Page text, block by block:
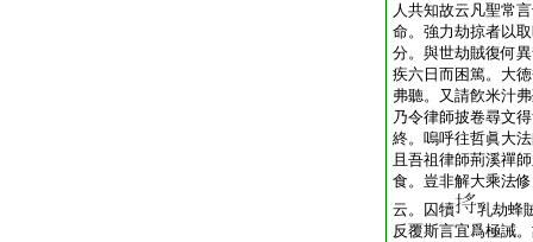
人共知故云凡聖常
命。強力劫掠者以
分。與世劫賊復何
疾六日而困篤。大
弗聽。又請飮米汁
乃令律師披卷尋文
終。嗚呼往哲眞大
且吾祖律師荊溪禪
食。豈非解大乘法
云。囚犢
乳劫蜂
反覆斯言宜爲極誡